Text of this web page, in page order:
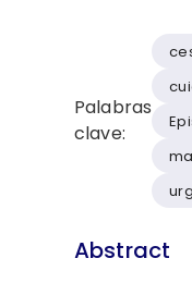
Palabras
clave:
Abstract